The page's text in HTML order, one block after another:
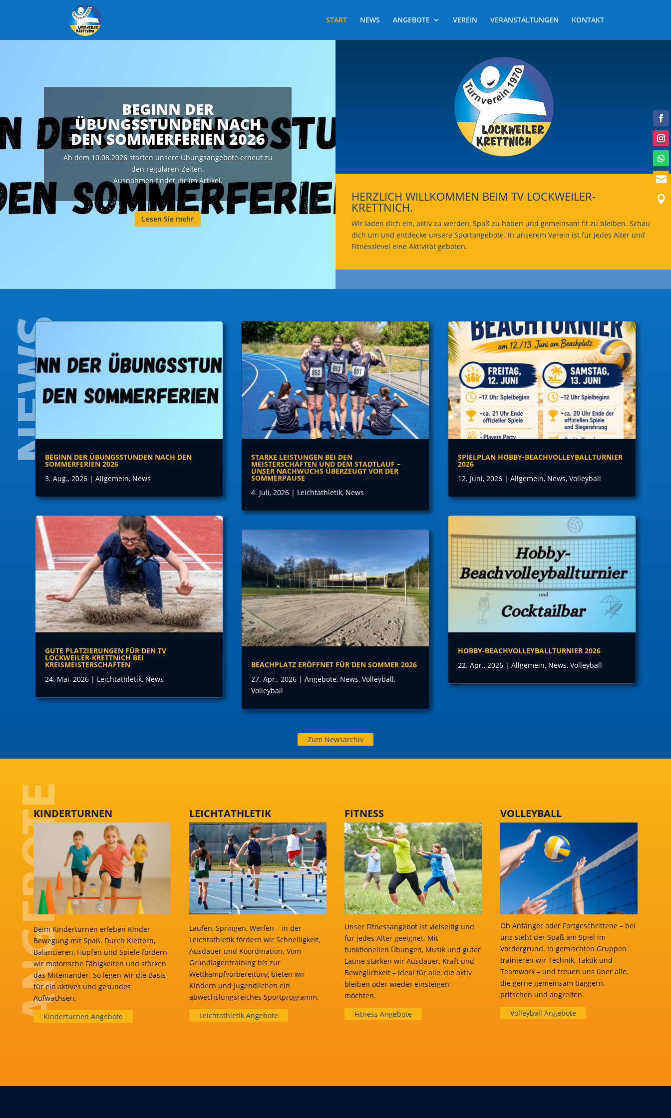
START NEWS ANGEBOTE VEREIN VERANSTALTUNGEN KONTAKT
BEGINN DER
ÜBUNGSSTUNDEN NACH
DEN SOMMERFERIEN 2026
Ab dem 10.08.2026 starten unsere Übungsangebote erneut zu
den regulären Zeiten.
Ausnahmen findet ihr im Artikel.
Lesen Sie mehr
HERZLICH WILLKOMMEN BEIM TV LOCKWEILER-
KRETTNICH.
Wir laden dich ein, aktiv zu werden, Spaß zu haben und gemeinsam fit zu bleiben. Schau
dich um und entdecke unsere Sportangebote. In unserem Verein ist für jedes Alter und
Fitnesslevel eine Aktivität geboten.
BEGINN DER ÜBUNGSSTUNDEN NACH DEN
SOMMERFERIEN 2026
3. Aug., 2026 |Allgemein, News
GUTE PLATZIERUNGEN FÜR DEN TV
LOCKWEILER-KRETTNICH BEI
KREISMEISTERSCHAFTEN
24. Mai, 2026 | Leichtathletik, News
STARKE LEISTUNGEN BEI DEN
MEISTERSCHAFTEN UND DEM STADTLAUF –
UNSER NACHWUCHS ÜBERZEUGT VOR DER
SOMMERPAUSE
4. Juli, 2026 | Leichtathletik, News
BEACHPLATZ ERÖFFNET FÜR DEN SOMMER 2026
27. Apr., 2026 |Angebote, News,Volleyball,
Volleyball
SPIELPLAN HOBBY-BEACHVOLLEYBALLTURNIER
2026
12. Juni, 2026| Allgemein, News, Volleyball
HOBBY-BEACHVOLLEYBALLTURNIER 2026
22. Apr., 2026| Allgemein, News, Volleyball
Zum Newsarchiv
KINDERTURNEN
Beim Kinderturnen erleben Kinder
Bewegung mit Spaß. Durch Klettern,
Balancieren, Hüpfen und Spiele fördern
wir motorische Fähigkeiten und stärken
das Miteinander. So legen wir die Basis
für ein aktives und gesundes
Aufwachsen.
Kinderturnen Angebote
LEICHTATHLETIK
Laufen, Springen, Werfen – in der
Leichtathletik fördern wir Schnelligkeit,
Ausdauer und Koordination. Vom
Grundlagentraining bis zur
Wettkampfvorbereitung bieten wir
Kindern und Jugendlichen ein
abwechslungsreiches Sportprogramm.
Leichtathletik Angebote
FITNESS
Unser Fitnessangebot ist vielseitig und
für jedes Alter geeignet. Mit
funktionellen Übungen, Musik und guter
Laune stärken wir Ausdauer, Kraft und
Beweglichkeit – ideal für alle, die aktiv
bleiben oder wieder einsteigen
möchten.
Fitness Angebote
VOLLEYBALL
Ob Anfänger oder Fortgeschrittene – bei
uns steht der Spaß am Spiel im
Vordergrund. In gemischten Gruppen
trainieren wir Technik, Taktik und
Teamwork – und freuen uns über alle,
die gerne gemeinsam baggern,
pritschen und angreifen.
Volleyball Angebote

